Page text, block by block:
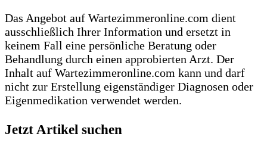
Das Angebot auf Wartezimmeronline.com dient
ausschließlich Ihrer Information und ersetzt in
keinem Fall eine persönliche Beratung oder
Behandlung durch einen approbierten Arzt. Der
Inhalt auf Wartezimmeronline.com kann und darf
nicht zur Erstellung eigenständiger Diagnosen oder
Eigenmedikation verwendet werden.
Jetzt Artikel suchen